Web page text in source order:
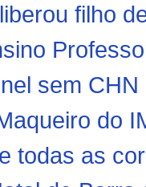
filho
sem
do
todas as